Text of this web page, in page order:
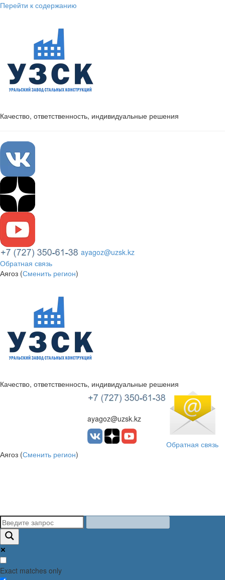
Перейти к содержанию
Качество, ответственность, индивидуальные решения
ayagoz@uzsk.kz
Обратная связь
Аягоз (Сменить регион)
УЗСК Казахстан
Качество, ответственность, индивидуальные решения
ayagoz@uzsk.kz
Обратная связь
Аягоз (Сменить регион)
Exact matches only